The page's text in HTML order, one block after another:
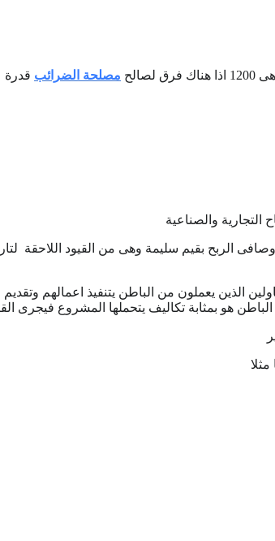
مصلحة الضرائب قدرة 200ج فتجرى قيود اثبات استحقاق الضريبة كالاتى
التجارية والصناعية
الربح بقيم سليمة وهى من القيود اللاحقة
الذين يعملون من الباطن يتنفيذ اعمالهم
هو بمثابة تكاليف يتحملها المشروع فيجرى